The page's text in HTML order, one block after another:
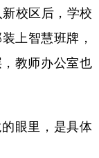
校区后，学校
上智慧班牌，
教师办公室也
眼里，是具体